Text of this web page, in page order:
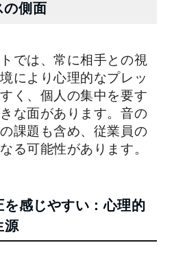
の側面
では、常に相手との視
により心理的なプレッ
く、個人の集中を要す
な面があります。音の
課題も含め、従業員の
る可能性があります。
感じやすい：心理的
源